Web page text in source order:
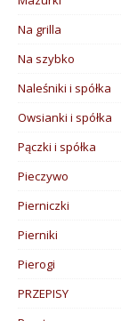
Na grilla
Na szybko
Naleśniki i spółka
Owsianki i spółka
Pączki i spółka
Pieczywo
Pierniczki
Pierniki
Pierogi
PRZEPISY